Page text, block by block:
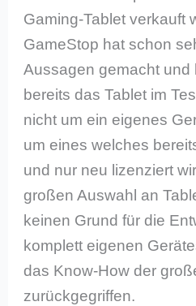
Gaming-Tablet verkauft
GameStop hat schon
Aussagen gemacht und
bereits das Tablet im
nicht um ein eigenes
um eines welches
und nur neu lizenziert
großen Auswahl an
keinen Grund für die
komplett eigenen
das Know-How der
zurückgegriffen.